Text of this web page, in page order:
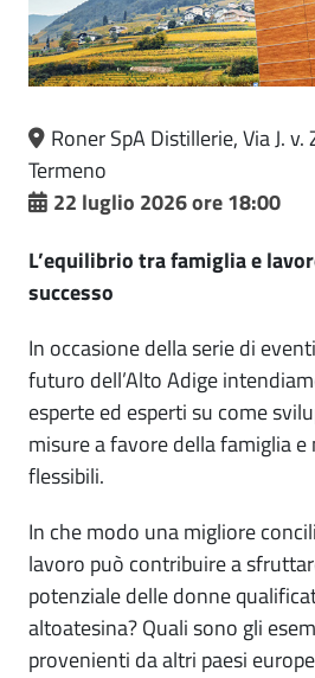
Roner SpA Distillerie, Via J.
Termeno
22 luglio 2026 ore 18:00
L’equilibrio tra famiglia e
successo
In occasione della serie di
futuro dell’Alto Adige
esperte ed esperti su come
misure a favore della famiglia
flessibili.
In che modo una migliore
lavoro può contribuire a
potenziale delle donne
altoatesina? Quali sono gli
provenienti da altri paesi